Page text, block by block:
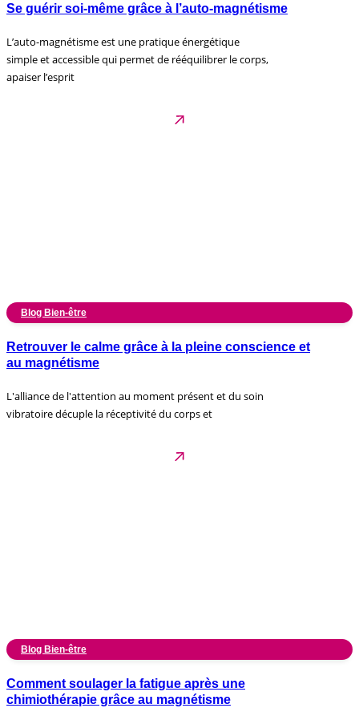
Se guérir soi-même grâce à l’auto-magnétisme
L’auto-magnétisme est une pratique énergétique
simple et accessible qui permet de rééquilibrer le corps,
apaiser l’esprit
Blog Bien-être
Retrouver le calme grâce à la pleine conscience et
au magnétisme
L'alliance de l'attention au moment présent et du soin
vibratoire décuple la réceptivité du corps et
Blog Bien-être
Comment soulager la fatigue après une
chimiothérapie grâce au magnétisme